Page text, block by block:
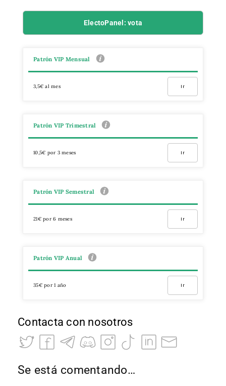
ElectoPanel: vota
Patrón VIP Mensual
3,5€ al mes Ir
Patrón VIP Trimestral
10,5€ por 3 meses Ir
Patrón VIP Semestral
21€ por 6 meses Ir
Patrón VIP Anual
35€ por 1 año Ir
Contacta con nosotros
Se está comentando…